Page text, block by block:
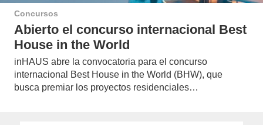
Concursos
Abierto el concurso internacional Best
House in the World
inHAUS abre la convocatoria para el concurso
internacional Best House in the World (BHW), que
busca premiar los proyectos residenciales…